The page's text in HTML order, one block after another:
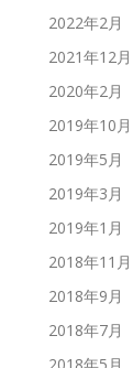
2022年2月
2021年12月
2020年2月
2019年10月
2019年5月
2019年3月
2019年1月
2018年11月
2018年9月
2018年7月